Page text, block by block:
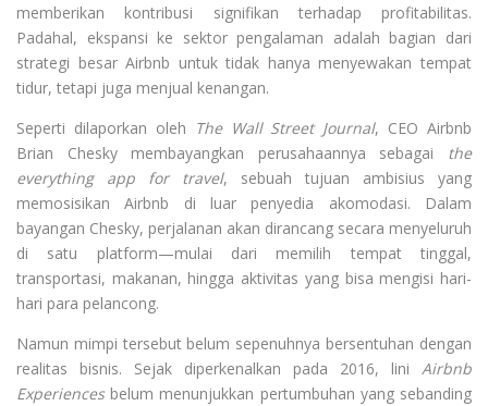
memberikan kontribusi signifikan terhadap profitabilitas.
Padahal, ekspansi ke sektor pengalaman adalah bagian dari
strategi besar Airbnb untuk tidak hanya menyewakan tempat
tidur, tetapi juga menjual kenangan.
Seperti dilaporkan oleh The Wall Street Journal, CEO Airbnb
Brian Chesky membayangkan perusahaannya sebagai the
everything app for travel, sebuah tujuan ambisius yang
memosisikan Airbnb di luar penyedia akomodasi. Dalam
bayangan Chesky, perjalanan akan dirancang secara menyeluruh
di satu platform—mulai dari memilih tempat tinggal,
transportasi, makanan, hingga aktivitas yang bisa mengisi hari-
hari para pelancong.
Namun mimpi tersebut belum sepenuhnya bersentuhan dengan
realitas bisnis. Sejak diperkenalkan pada 2016, lini Airbnb
Experiencesbelum menunjukkan pertumbuhan yang sebanding